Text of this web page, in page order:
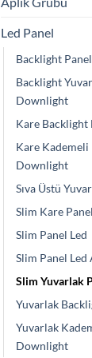
Led Panel
Backlight
Backlight
Downlight
Kare
Kare Kademeli
Downlight
Sıva Üstü
Slim Kare
Slim Panel Led
Slim Panel Led
Slim Yuvarlak
Yuvarlak
Yuvarlak
Downlight